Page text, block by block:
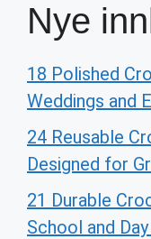
Nye
18 Polished
Weddings and
24 Reusable
Designed for
21 Durable
School and